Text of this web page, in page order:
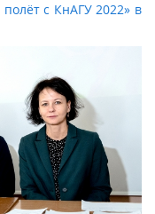
с КнАГУ 2022» в